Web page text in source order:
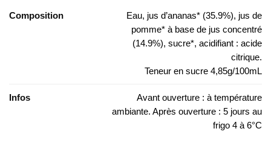
Composition
Eau, jus d’ananas* (35.9%), jus de
pomme* à base de jus concentré
(14.9%), sucre*, acidifiant : acide
citrique.
Teneur en sucre 4,85g/100mL
Infos
Avant ouverture : à température
ambiante. Après ouverture : 5 jours au
frigo 4 à 6°C